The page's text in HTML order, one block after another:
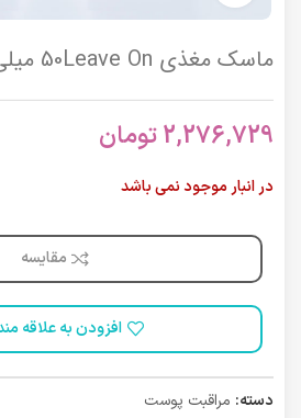
ماسک مغذی 50Leave On میلی لیتر ام بی کی
2,276,729تومان
در انبار موجود نمی باشد
مقایسه
افزودن به علاقه
دسته: مراقبت پوست